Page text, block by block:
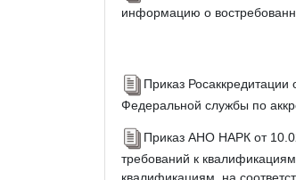
информацию о
Приказ
Федеральной службы по
Приказ АНО НАРК от
требований к